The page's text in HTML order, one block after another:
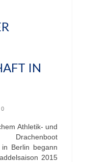
IN
0
Athletik- und
Berlin begann
2015